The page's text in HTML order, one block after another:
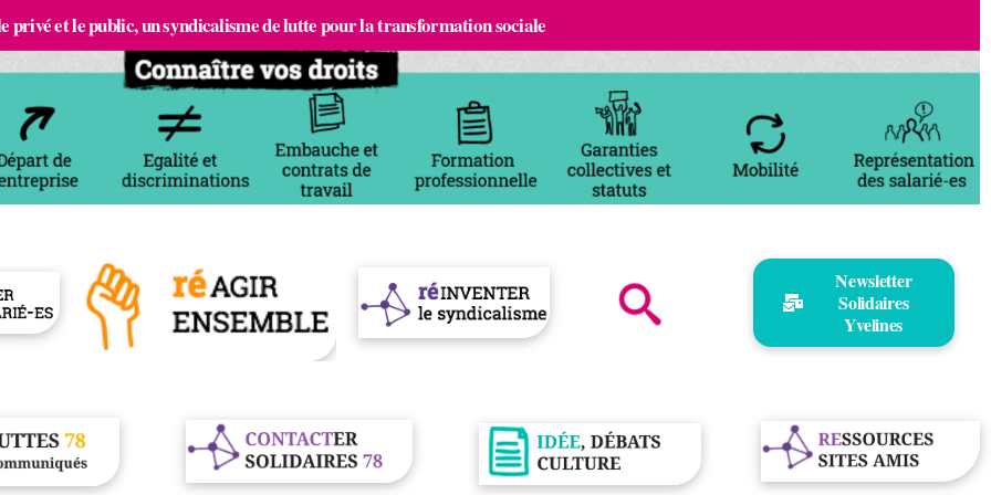
privé et le public, un syndicalisme de lutte pour la transformation sociale
Newsletter
Solidaires
Yvelines